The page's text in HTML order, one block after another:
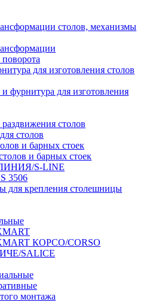
столов, механизмы
для изготовления столов
фурнитура для изготовления
столов
столов
и барных стоек
и барных стоек
S-LINE
3506
для крепления столешницы
КОРСО/CORSO
SALICE
монтажа